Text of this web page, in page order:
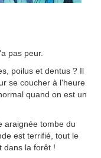
pas peur.
poilus et dentus ? Il
se coucher à l'heure
quand on est un
araignée tombe du
est terrifié, tout le
dans la forêt !